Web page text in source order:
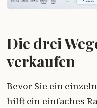
Die drei
verkaufen
Bevor Sie ein
hilft ein einfaches